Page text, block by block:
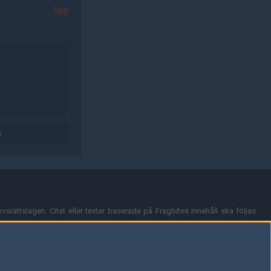
Upp
Citat eller texter baserade på Fragbites innehåll ska följas
överensstämmer inte nödvändigtvis med Fragbites åsikter.
kan du skicka iväg ett email till